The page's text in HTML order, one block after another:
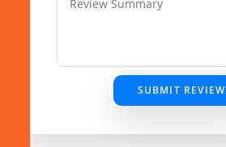
SUBMIT REVIEW